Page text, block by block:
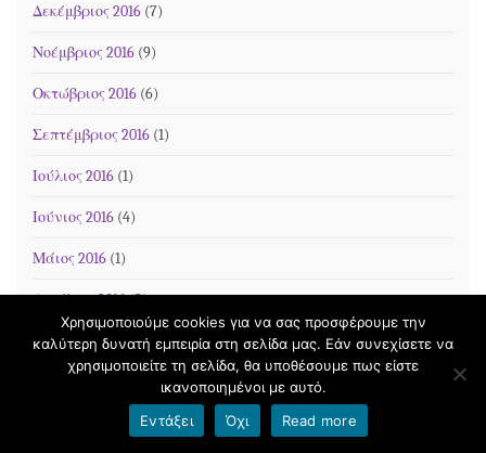
Δεκέμβριος 2016 (7)
Νοέμβριος 2016 (9)
Οκτώβριος 2016 (6)
Σεπτέμβριος 2016 (1)
Ιούλιος 2016 (1)
Ιούνιος 2016 (4)
Μάιος 2016 (1)
Απρίλιος 2016(5)
Μάρτιος 2016(9)
(14)
Ιανουάριος 2016(12)
Χρησιμοποιούμε cookies για να σας προσφέρουμε την
καλύτερη δυνατή εμπειρία στη σελίδα μας. Εάν συνεχίσετε να
χρησιμοποιείτε τη σελίδα, θα υποθέσουμε πως είστε
ικανοποιημένοι με αυτό.
Εντάξει
Όχι Read more